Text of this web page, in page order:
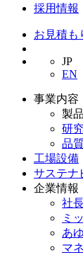
採用情報
お見積も
JP
EN
事業内容
製
研
品
工場設備
サステナ
企業情報
社
ミ
あ
マ